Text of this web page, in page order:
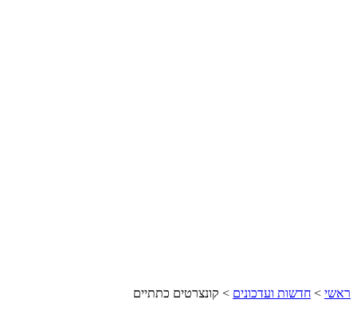
ראשי > חדשות ועדכונים > קונצרטים כתתיים